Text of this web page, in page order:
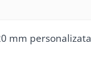
mm personalizata